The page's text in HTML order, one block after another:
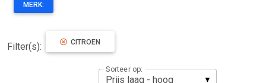
MERK:
Filter(s): CITROEN
Sorteer op: